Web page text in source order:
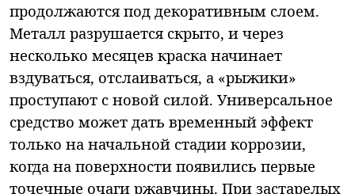
продолжаются под декоративным слоем.
Металл разрушается скрыто, и через
несколько месяцев краска начинает
вздуваться, отслаиваться, а «рыжики»
проступают с новой силой. Универсальное
средство может дать временный эффект
только на начальной стадии коррозии,
когда на поверхности появились первые
точечные очаги ржавчины. При застарелых